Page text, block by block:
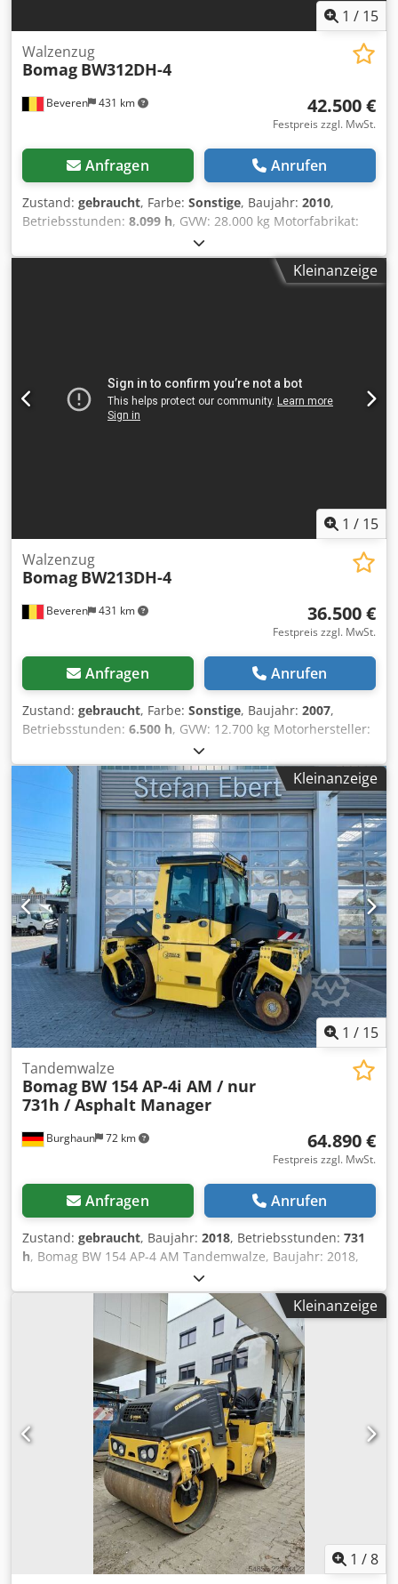
1 / 15
Beveren 431 km
Walzenzug
Bomag BW312DH-4
42.500 €
Festpreis zzgl. MwSt.
Anfragen Anrufen
Zustand: gebraucht, Farbe: Sonstige, Baujahr: 2010,
Betriebsstunden: 8.099 h, GVW: 28.000 kg Motorfabrikat:
Deutz CE-Kennzeichnung: ja Seriennummer:
101583141318 Chsdozblcrjpfx Aa Dea Maschinen zum
Verkauf! Besuchen Sie unsere Webseite, um eine Vielzahl
uns eine Anfrage, und wir stellen sie Ihnen umgehend zur
Verfügung. Wir beraten Sie gerne auf Niederländisch,
Englisch, Französisch, Deutsch, Spanisch und Russisch.
Kleinanzeige
1 / 15
Beveren 431 km
Walzenzug
Bomag BW213DH-4
36.500 €
Festpreis zzgl. MwSt.
Anfragen Anrufen
Zustand: gebraucht, Farbe: Sonstige, Baujahr: 2007,
Betriebsstunden: 6.500 h, GVW: 12.700 kg Motorhersteller:
Deutz CE-Kennzeichnung: ja Seriennummer:
101582511260 Maschinen zu verkaufen! Besuchen Sie
unsere Website und entdecken Sie eine Vielzahl sofort
verfügbarer Maschinen. Wir haben mehr Optionen als
online gelistet – rufen Sie uns gerne an oder schreiben Sie
uns jederzeit eine E-Mail. Alle unsere Maschinen sind
vollständig gewartet und auf Zuverlässigkeit geprüft.
Benötigen Sie Bilder? Kontaktieren Sie uns einfach, wir
senden sie Ihnen umgehend zu. Chjdey R Uwrepfx Aa Dja
Wir unterstützen Sie auf Niederländisch, Englisch,
Französisch, Deutsch, Spanisch und Russisch. Entdecken
Sie unser umfangreiches Angebot zuverlässiger
Maschinen.
Kleinanzeige
1 / 15
Burghaun 72 km
Tandemwalze
Bomag BW 154 AP-4i AM / nur
731h / Asphalt Manager
64.890 €
Festpreis zzgl. MwSt.
Anfragen Anrufen
Zustand: gebraucht, Baujahr: 2018, Betriebsstunden: 731
h, Bomag BW 154 AP-4 AM Tandemwalze, Baujahr: 2018,
Betriebsstunden: nur 731h, Motor: Kubota[55,4kW/75PS],
Asphalt Manager 2, Gewicht: 7.300kg, Glattbandbandage,
guter Zustand, sofort Einsatzbereit, Auf Wunsch
unterbreiten wir Ihnen ein Leasing- oder
Finanzierungsangebot, Herr Mihm(Tel. betreut Sie gerne.,
Weitere Informationen finden Sie auf unserer Homepage.,
Irrtümer und Zwischenverkauf vorbehalten! englisch:,
Csdpfx Aajzq Tzyo Dsha Bomag BW 154 AP-4 AM tandem
roller, Year of manufacture: 2018, Operating hours: only
731h, Engine: Kubota [55.4 kW/75 PS], Asphalt Manager 2,
Weight: 7.300 kg, Smooth-surface drum, good condition,
ready for immediate use, Upon request, we will provide
you with a leasing or financing offer; Mr. Mihm (Tel. will be
happy to assist you. Further information can be found on
our website. Subject to errors and prior sale! - = Weitere
Informationen = Wenden Sie sich an Tobias Ebert, um
weitere Informationen zu erhalten.
Kleinanzeige
1 /8